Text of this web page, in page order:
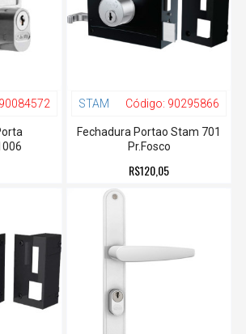
90084572 STAM Código: 90295866
Fechadura Portao Stam 701
Pr.Fosco
R$120,05